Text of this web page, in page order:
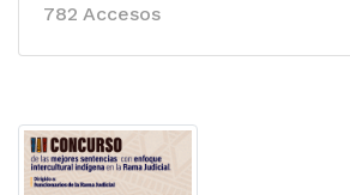
782 Accesos